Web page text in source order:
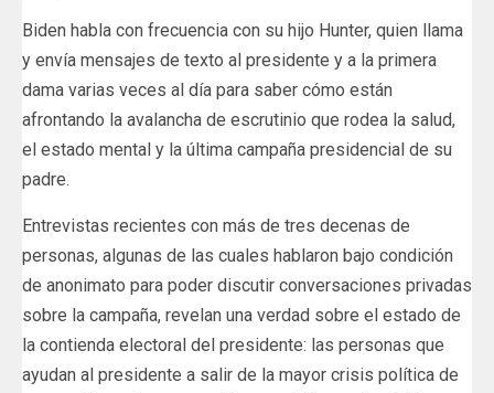
Biden habla con frecuencia con su hijo Hunter, quien llama
y envía mensajes de texto al presidente y a la primera
dama varias veces al día para saber cómo están
afrontando la avalancha de escrutinio que rodea la salud,
el estado mental y la última campaña presidencial de su
padre.
Entrevistas recientes con más de tres decenas de
personas, algunas de las cuales hablaron bajo condición
de anonimato para poder discutir conversaciones privadas
sobre la campaña, revelan una verdad sobre el estado de
la contienda electoral del presidente: las personas que
ayudan al presidente a salir de la mayor crisis política de